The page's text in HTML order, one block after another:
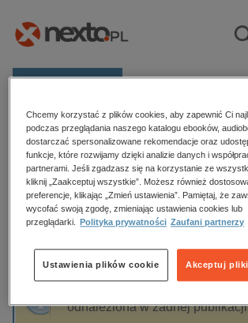
Kategorie
Zobacz wszystkie E-prasa
budownictwo, aranżacja wnętrz
biznesowe, branżowe, gospodarka
dzienniki
edukacja
hobby, sport, rozrywka
Strona główna Izabela Rymanowska
Izabela Rymanowska
Sortowanie
odnaleziona w żadnej
Chcemy korzystać z plików cookies, aby zapewnić Ci
podczas przeglądania naszego katalogu ebooków,
dostarczać spersonalizowane rekomendacje oraz
funkcje, które rozwijamy dzięki analizie danych i
partnerami. Jeśli zgadzasz się na korzystanie ze
kliknij „Zaakceptuj wszystkie”. Możesz również
preferencje, klikając „Zmień ustawienia”. Pamiętaj, że
wycofać swoją zgodę, zmieniając ustawienia cookies lub
przeglądarki.
Polityka prywatności Zaufani partnerzy
Akceptuj
Ustawienia plików cookie